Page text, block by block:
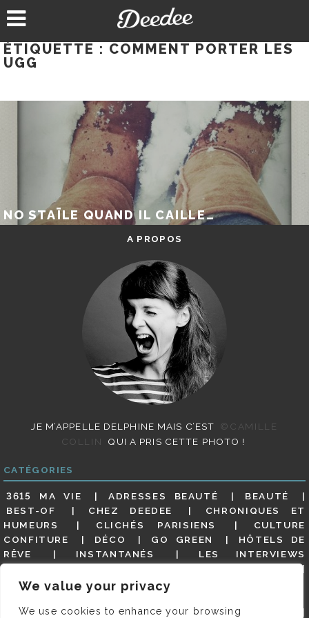
We value your privacy
We use cookies to enhance your browsing
au
ÉTIQUETTE : COMMENT PORTER LES
UGG
NO STAÏLE QUAND IL CAILLE…
A PROPOS
JE M’APPELLE DELPHINE MAIS C’EST
©CAMILLE
COLLIN
QUI A PRIS CETTE PHOTO !
CATÉGORIES
3615 MA VIE ADRESSES BEAUTÉ
BEAUTÉ
BEST-OF
CHEZ DEEDEE
CHRONIQUES ET
HUMEURS
CLICHÉS PARISIENS
CULTURE
CONFITURE
DÉCO GO GREEN
HÔTELS DE
RÊVE
INSTANTANÉS
LES INTERVIEWS
MES ADRESSES
MODE NON CLASSÉ
GUIDE
PARIS EN PHOTOS RESTAURANTS